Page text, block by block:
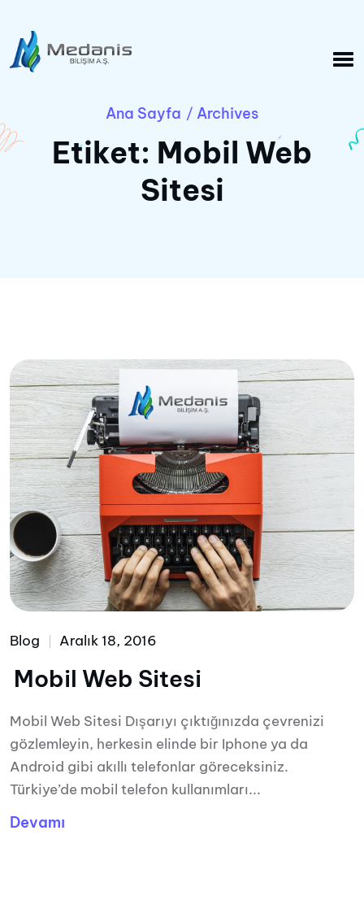
Ana Sayfa / Archives
Etiket: Mobil Web
Sitesi
Blog Aralık 18, 2016
Mobil Web Sitesi
Mobil Web Sitesi Dışarıyı çıktığınızda çevrenizi
gözlemleyin, herkesin elinde bir Iphone ya da
Android gibi akıllı telefonlar göreceksiniz.
Türkiye’de mobil telefon kullanımları...
Devamı